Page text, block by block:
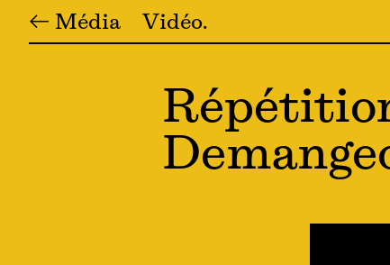
← Média Vidéo